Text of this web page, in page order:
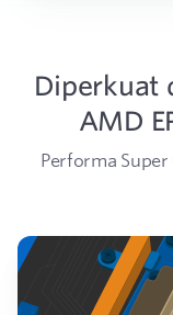
Diperkuat
AMD
Performa